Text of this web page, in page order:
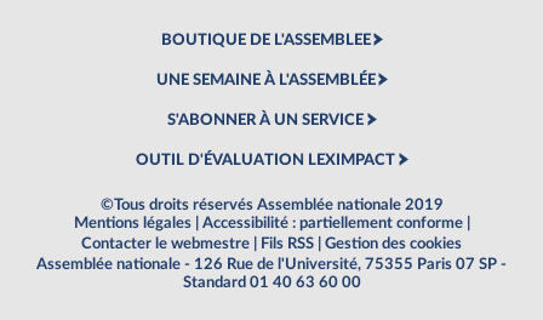
BOUTIQUE DE L'ASSEMBLEE
UNE SEMAINE À L'ASSEMBLÉE
S'ABONNER À UN SERVICE
OUTIL D'ÉVALUATION LEXIMPACT
©Tous droits réservés Assemblée nationale 2019
Mentions légales
Accessibilité : partiellement conforme
Contacter le webmestre
Fils RSS
Gestion des cookies
Assemblée nationale - 126 Rue de l'Université, 75355 Paris 07 SP -
Standard 01 40 63 60 00